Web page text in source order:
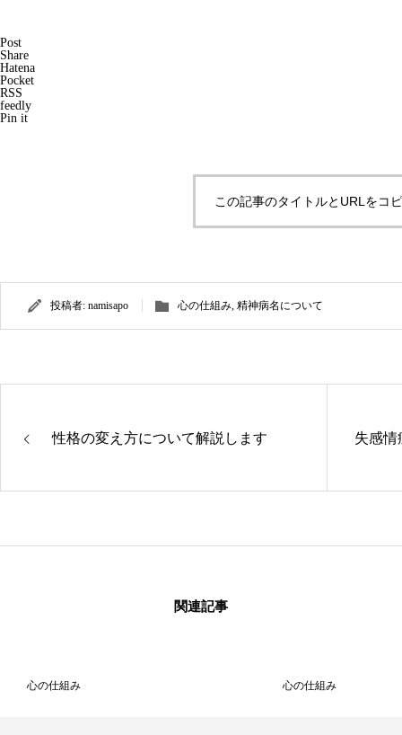
Post
Share
Hatena
Pocket
RSS
feedly
Pin it
この記事のタイトルとURLをコ
投稿者: namisapo 心の仕組み, 精神病名について
性格の変え方について解説します 失感情
関連記事
心の仕組み 心の仕組み